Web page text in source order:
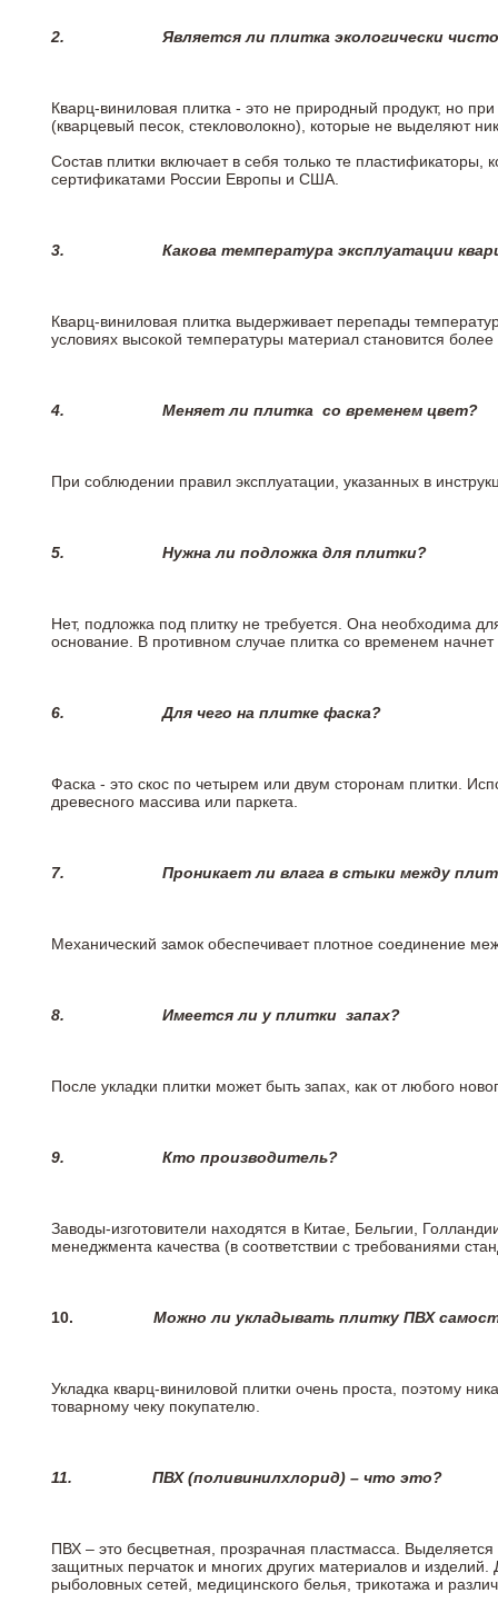
2. Является ли плитка экологически
Кварц-виниловая плитка - это не природный продукт, но
(кварцевый песок, стекловолокно), которые не выделяют
Состав плитки включает в себя только те
сертификатами России Европы и США.
3. Какова температура эксплуатации
Кварц-виниловая плитка выдерживает перепады
условиях высокой температуры материал становится
4. Меняет ли плитка со временем цвет?
При соблюдении правил эксплуатации, указанных в
5. Нужна ли подложка для плитки?
Нет, подложка под плитку не требуется. Она необходима
основание. В противном случае плитка со временем
6.Для чего на плитке фаска?
Фаска - это скос по четырем или двум сторонам плитки.
древесного массива или паркета.
7. Проникает ли влага в стыки между
Механический замок обеспечивает плотное соединение
8. Имеется ли у плитки запах?
После укладки плитки может быть запах, как от любого
9. Кто производитель?
Заводы-изготовители находятся в Китае, Бельгии,
менеджмента качества (в соответствии с требованиями
10. Можно ли укладывать плитку ПВХ
Укладка кварц-виниловой плитки очень проста, поэтому
товарному чеку покупателю.
11. ПВХ (поливинилхлорид) – что это?
ПВХ – это бесцветная, прозрачная пластмасса.
защитных перчаток и многих других материалов и
рыболовных сетей, медицинского белья, трикотажа и